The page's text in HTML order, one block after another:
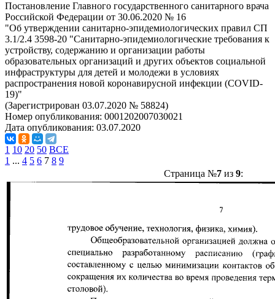
Постановление Главного государственного санитарного врача
Российской Федерации от 30.06.2020 № 16
"Об утверждении санитарно-эпидемиологических правил СП
3.1/2.4 3598-20 "Санитарно-эпидемиологические требования к
устройству, содержанию и организации работы
образовательных организаций и других объектов социальной
инфраструктуры для детей и молодежи в условиях
распространения новой коронавирусной инфекции (COVID-
19)"
(Зарегистрирован 03.07.2020 № 58824)
Номер опубликования: 0001202007030021
Дата опубликования: 03.07.2020
1 10 20 50 ВСЕ
1 ... 4 5 6 7 8 9
Страница №7из 9: